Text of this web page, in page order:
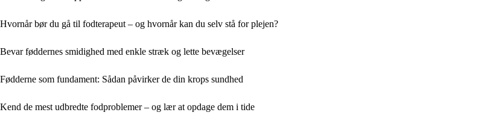
Hvornår bør du gå til fodterapeut – og hvornår kan du selv stå for plejen?
Bevar føddernes smidighed med enkle stræk og lette bevægelser
Fødderne som fundament: Sådan påvirker de din krops sundhed
Kend de mest udbredte fodproblemer – og lær at opdage dem i tide